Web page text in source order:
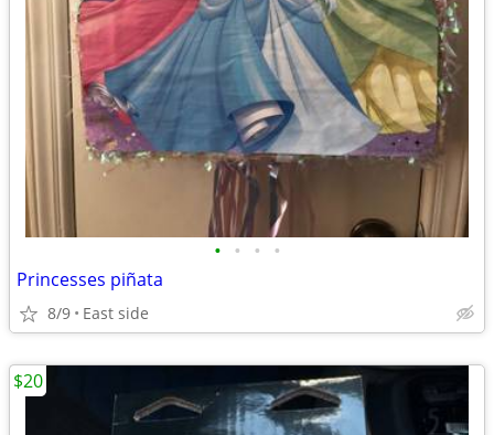
• • • •
Princesses piñata
8/9 East side
$20